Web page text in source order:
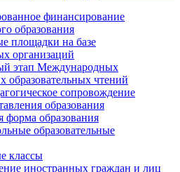
финансирование
образования
площадки на базе
организаций
этап Международных
образовательных чтений
сопровождение
образования
форма образования
образовательные
классы
иностранных граждан и лиц